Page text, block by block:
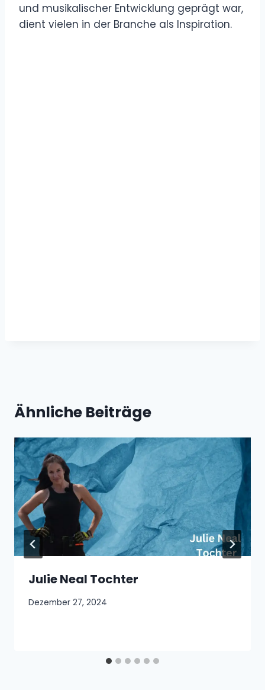
und musikalischer Entwicklung geprägt war,
dient vielen in der Branche als Inspiration.
Ähnliche Beiträge
Julie Neal Tochter
Dezember 27, 2024